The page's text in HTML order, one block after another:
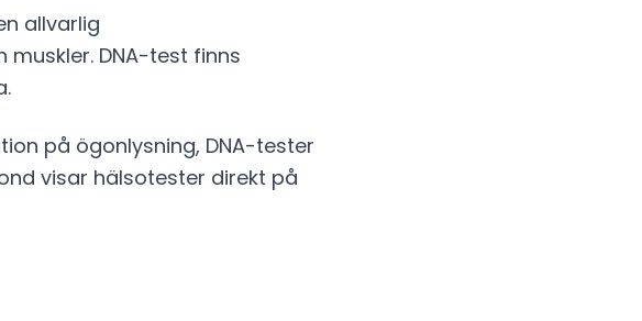
allvarlig
DNA-test finns
på ögonlysning, DNA-tester
visar hälsotester direkt på